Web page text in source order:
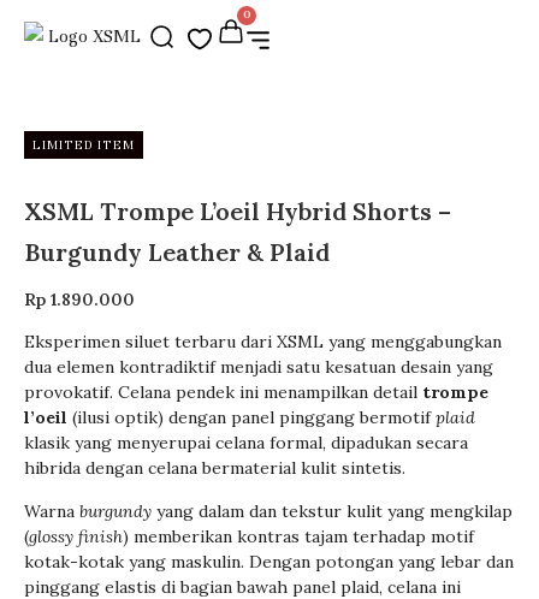
0
LIMITED ITEM
XSML Trompe L’oeil Hybrid Shorts –
Burgundy Leather & Plaid
Rp 1.890.000
Eksperimen siluet terbaru dari XSML yang menggabungkan
dua elemen kontradiktif menjadi satu kesatuan desain yang
provokatif. Celana pendek ini menampilkan detail trompe
l’oeil (ilusi optik) dengan panel pinggang bermotifplaid
klasik yang menyerupai celana formal, dipadukan secara
hibrida dengan celana bermaterial kulit sintetis.
Warna burgundy yang dalam dan tekstur kulit yang mengkilap
(glossy finish) memberikan kontras tajam terhadap motif
kotak-kotak yang maskulin. Dengan potongan yang lebar dan
pinggang elastis di bagian bawah panel plaid, celana ini